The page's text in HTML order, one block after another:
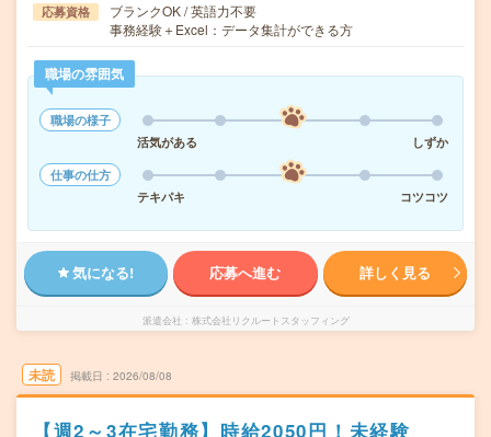
応募資格
ブランクOK / 英語力不要
事務経験＋Excel：データ集計ができる方
職場の雰囲気
職場の様子
活気がある
しずか
仕事の仕方
テキパキ
コツコツ
気になる! 応募へ進む 詳しく見る
派遣会社 株式会社リクルートスタッフィング
未読 掲載日 2026/08/08
【週2～3在宅勤務】時給2050円！未経験